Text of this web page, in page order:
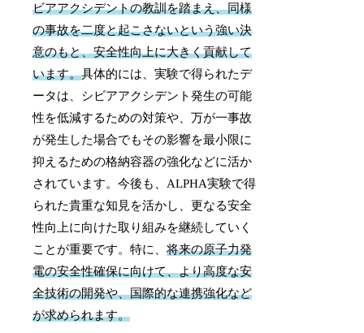
ビアアクシデントの教訓を踏まえ、同様
の事故を二度と起こさないという強い決
意のもと、安全性向上に大きく貢献して
います。具体的には、実験で得られたデ
ータは、シビアアクシデント発生の可能
性を低減するための対策や、万が一事故
が発生した場合でもその影響を最小限に
抑えるための格納容器の強化などに活か
されています。今後も、ALPHA実験で得
られた貴重な知見を活かし、更なる安全
性向上に向けた取り組みを継続していく
ことが重要です。特に、将来の原子力発
電の安全性確保に向けて、より高度な安
全技術の開発や、国際的な連携強化など
が求められます。